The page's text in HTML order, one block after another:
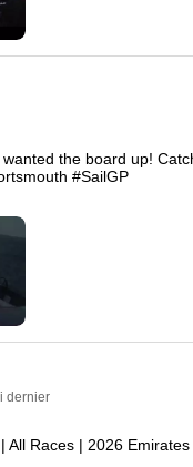
the board up!
#SailGP
dernier
All Races | 2026